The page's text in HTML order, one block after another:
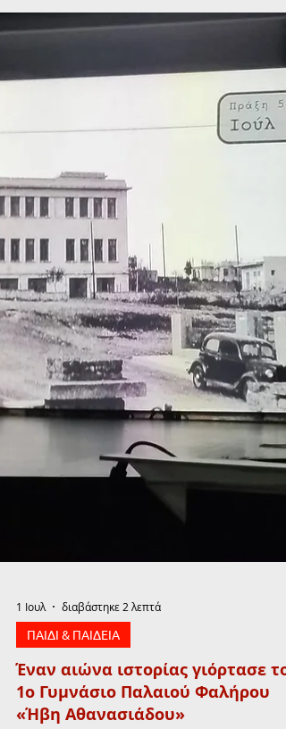
και κοινωνικές δυσκολίες. Οι αιτήσεις θα
1 Ιουλ διαβάστηκε 2 λεπτά
ΠΑΙΔΙ & ΠΑΙΔΕΙΑ